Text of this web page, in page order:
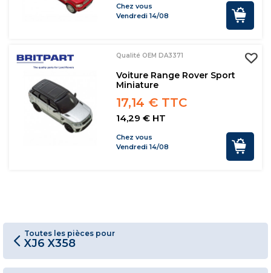
Chez vous
Vendredi 14/08
Qualité OEM DA3371
Voiture Range Rover Sport
Miniature
17,14 € TTC
14,29 € HT
Chez vous
Vendredi 14/08
Toutes les pièces pour
XJ6 X358